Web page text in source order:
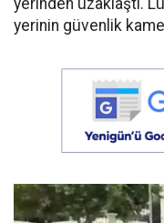
yerinin güvenlik